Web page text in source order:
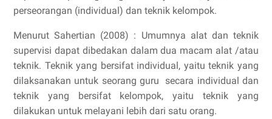
perseorangan (individual) dan teknik kelompok.
Menurut Sahertian (2008) : Umumnya alat dan teknik
supervisi dapat dibedakan dalam dua macam alat /atau
teknik. Teknik yang bersifat individual, yaitu teknik yang
dilaksanakan untuk seorang guru secara individual dan
teknik yang bersifat kelompok, yaitu teknik yang
dilakukan untuk melayani lebih dari satu orang.